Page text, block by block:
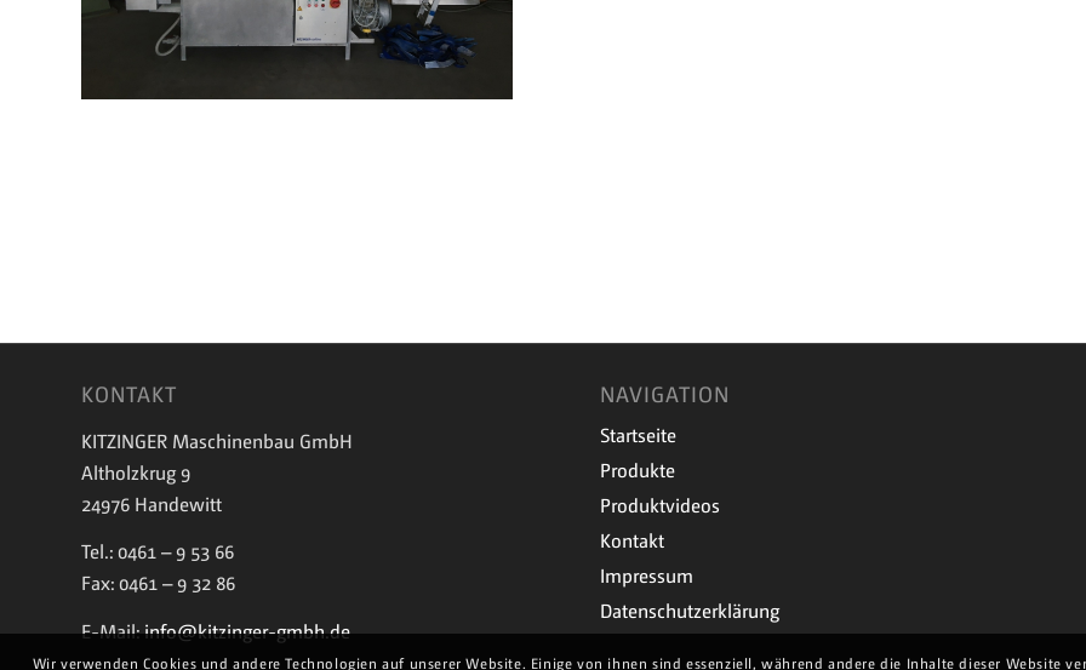
KONTAKT
KITZINGER Maschinenbau GmbH
Altholzkrug 9
24976 Handewitt
Tel.: 0461 – 9 53 66
Fax: 0461 – 9 32 86
E-Mail:info@kitzinger-gmbh.de
NAVIGATION
Startseite
Produkte
Produktvideos
Kontakt
Impressum
Datenschutzerklärung
Wir verwenden Cookies und andere Technologien auf unserer Website. Einige von ihnen sind essenziell, während andere die Inhalte dieser Website